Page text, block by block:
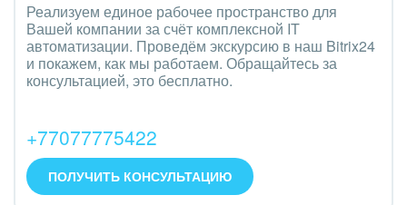
Медицина и фармацевтика
Металлургия
Нефть, газ
Оборудование, техника
Реализуем единое рабочее пространство для
Вашей компании за счёт комплексной IT
автоматизации. Проведём экскурсию в наш Bitrix24
и покажем, как мы работаем. Обращайтесь за
консультацией, это бесплатно.
+77077775422
ПОЛУЧИТЬ КОНСУЛЬТАЦИЮ